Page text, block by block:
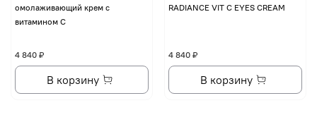
омолаживающий крем с
витамином С
4 840 ₽
В корзину
RADIANCE VIT C EYES CREAM
4 840 ₽
В корзину